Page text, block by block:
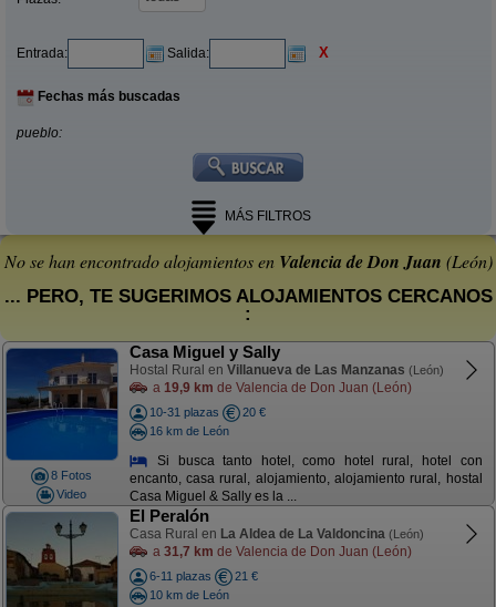
Entrada: Salida: X
Fechas más buscadas
pueblo:
MÁS FILTROS
No se han encontrado alojamientos en Valencia de Don Juan (León)
... PERO, TE SUGERIMOS ALOJAMIENTOS CERCANOS
:
8 Fotos
Video
Casa Miguel y Sally
Hostal Rural en Villanueva de Las Manzanas (León)
a 19,9 km de Valencia de Don Juan (León)
10-31 plazas
20 €
16 km de León
Si busca tanto hotel, como hotel rural, hotel con
encanto, casa rural, alojamiento, alojamiento rural, hostal
Casa Miguel & Sally es la ...
El Peralón
Casa Rural en La Aldea de La Valdoncina (León)
a 31,7 km de Valencia de Don Juan (León)
6-11 plazas
21 €
10 km de León